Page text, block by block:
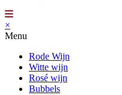
×
Menu
Rode Wijn
Witte wijn
Rosé wijn
Bubbels